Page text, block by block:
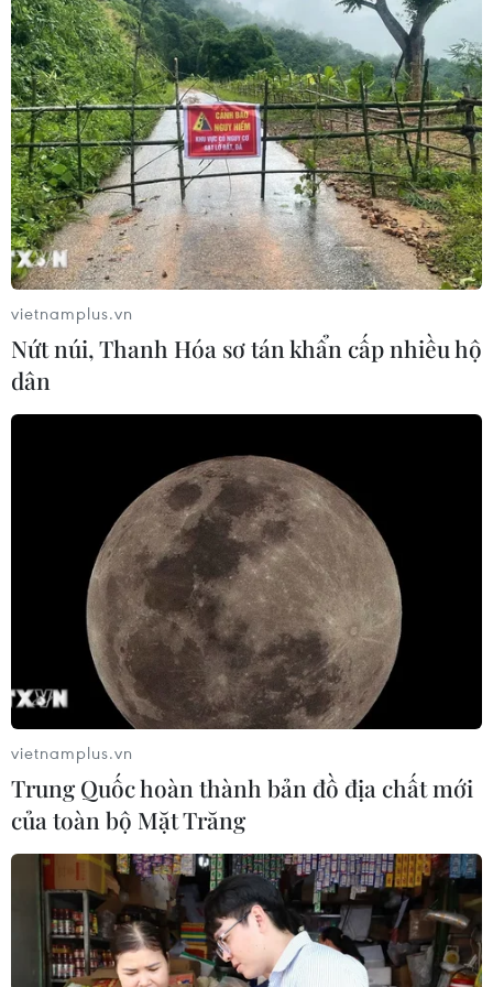
món nem rán giòn rụm của Việt Nam đã trở thành một
trong những món ăn ưa chuộng nhất của người Pháp.
Nem rán giòn rụm: Thưởng thức
tinh hoa ẩm thực đất Hà thành
14/05/2020 03:16
Mỗi miếng nem là tổng hòa của những vị ngon được
kết hợp từ thịt băm, miến, cà rốt, hành tây, trứng gà,
mộc nhĩ, nấm hương... cùng các loại gia vị. Chẳng thế
mà món ăn này thuộc top món ăn Việt Nam.
vietnamplus.vn
Nứt núi, Thanh Hóa sơ tán khẩn cấp nhiều hộ
dân
vietnamplus.vn
Trung Quốc hoàn thành bản đồ địa chất mới
của toàn bộ Mặt Trăng